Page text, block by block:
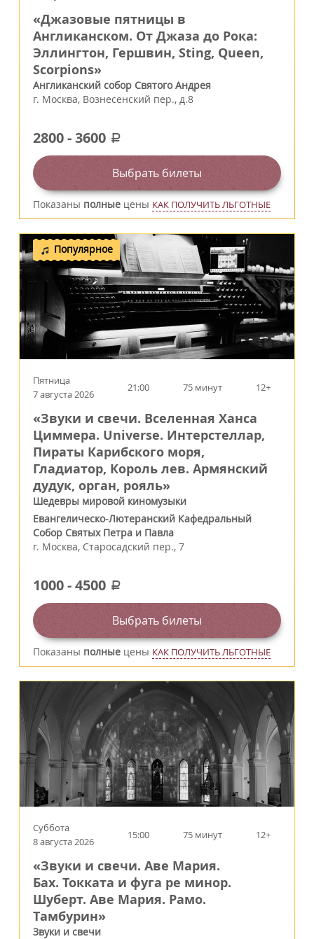
«Джазовые пятницы в
Англиканском. От Джаза до Рока:
Эллингтон, Гершвин, Sting, Queen,
Scorpions»
Англиканский собор Святого Андрея
г. Москва, Вознесенский пер., д.8
2800-3600 a
Выбрать билеты
Показаны полные цены КАК ПОЛУЧИТЬ ЛЬГОТНЫЕ
Популярное
Пятница
7 августа 2026
21:00 75 минут 12+
«Звуки и свечи. Вселенная Ханса
Циммера. Universe. Интерстеллар,
Пираты Карибского моря,
Гладиатор, Король лев. Армянский
дудук, орган, рояль»
Шедевры мировой киномузыки
Евангелическо-Лютеранский Кафедральный
Собор Святых Петра и Павла
г. Москва, Старосадский пер., 7
1000-4500 a
Выбрать билеты
Показаны полные цены КАК ПОЛУЧИТЬ ЛЬГОТНЫЕ
Суббота
8 августа 2026
15:00 75 минут 12+
«Звуки и свечи. Аве Мария.
Бах. Токката и фуга ре минор.
Шуберт. Аве Мария. Рамо.
Тамбурин»
Звуки и свечи